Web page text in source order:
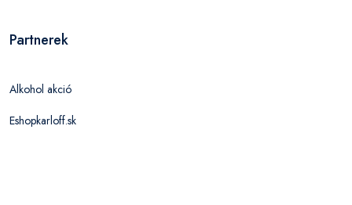
Partnerek
Alkohol akció
Eshopkarloff.sk